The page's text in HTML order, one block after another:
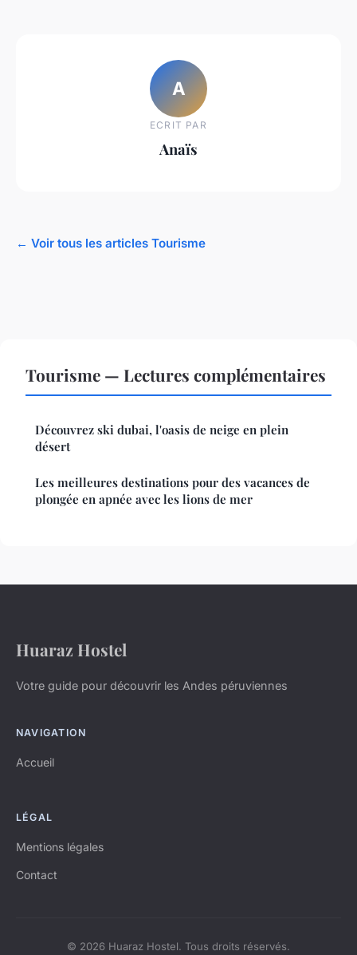
A
ECRIT PAR
Anaïs
← Voir tous les articles Tourisme
Tourisme — Lectures complémentaires
Découvrez ski dubai, l'oasis de neige en plein
désert
Les meilleures destinations pour des vacances de
plongée en apnée avec les lions de mer
Huaraz Hostel
Votre guide pour découvrir les Andes péruviennes
NAVIGATION
Accueil
LÉGAL
Mentions légales
Contact
© 2026 Huaraz Hostel. Tous droits réservés.